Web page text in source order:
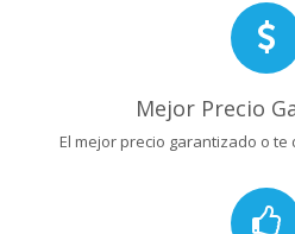
Mejor Precio
El mejor precio garantizado o